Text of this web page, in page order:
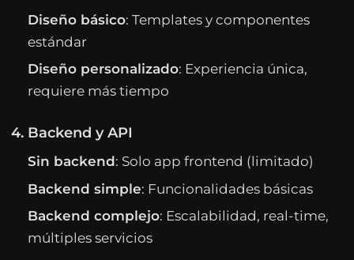
Diseño básico: Templates y componentes
estándar
Diseño personalizado: Experiencia única,
requiere más tiempo
4. Backend y API
Sin backend: Solo app frontend (limitado)
Backend simple: Funcionalidades básicas
Backend complejo: Escalabilidad, real-time,
múltiples servicios